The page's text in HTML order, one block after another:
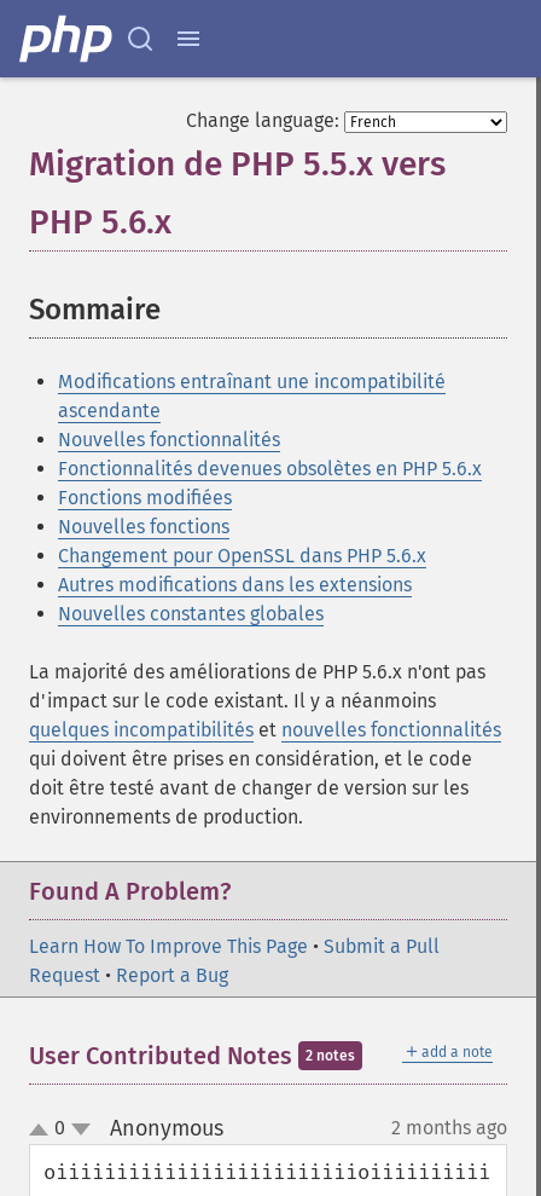
Change language:
Migration de PHP 5.5.x vers
PHP 5.6.x
Sommaire
Modifications entraînant une incompatibilité
ascendante
Nouvelles fonctionnalités
Fonctionnalités devenues obsolètes en PHP 5.6.x
Fonctions modifiées
Nouvelles fonctions
Changement pour OpenSSL dans PHP 5.6.x
Autres modifications dans les extensions
Nouvelles constantes globales
La majorité des améliorations de PHP 5.6.x n'ont pas
d'impact sur le code existant. Il y a néanmoins
quelques incompatibilités et nouvelles fonctionnalités
qui doivent être prises en considération, et le code
doit être testé avant de changer de version sur les
environnements de production.
Found A Problem?
Learn How To Improve This Page • Submit a Pull
Request • Report a Bug
＋ add a note
User Contributed Notes 2 notes
up
down
0 Anonymous¶ 2 months ago